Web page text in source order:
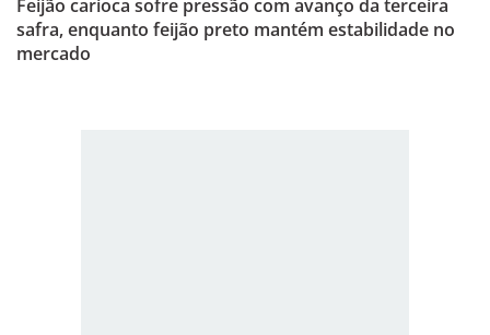
Feijão carioca sofre pressão com avanço da terceira
safra, enquanto feijão preto mantém estabilidade no
mercado